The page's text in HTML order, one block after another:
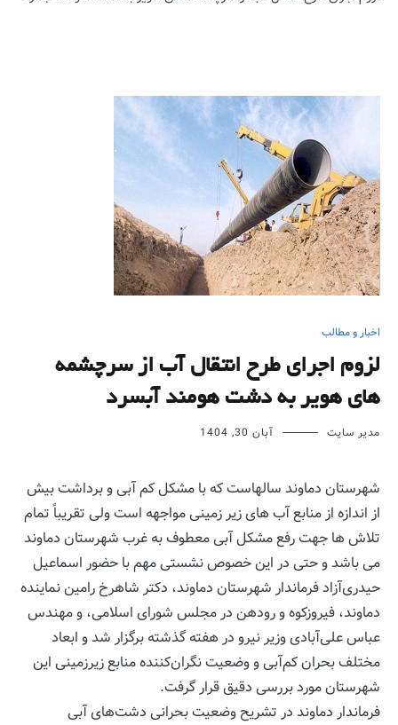
اخبار و مطالب
لزوم اجرای طرح انتقال آب از سرچشمه
های هویر به دشت هومند آبسرد
مدیر سایت آبان 30, 1404
شهرستان دماوند سالهاست که با مشکل کم آبی و برداشت بیش
از اندازه از منابع آب های زیر زمینی مواجهه است ولی تقریباً تمام
تلاش ها جهت رفع مشکل آبی معطوف به غرب شهرستان دماوند
می باشد و حتی در این خصوص نشستی مهم با حضور اسماعیل
حیدری‌آزاد فرماندار شهرستان دماوند، دکتر شاهرخ رامین نماینده
دماوند، فیروزکوه و رودهن در مجلس شورای اسلامی، و مهندس
عباس علی‌آبادی وزیر نیرو در هفته گذشته برگزار شد و ابعاد
مختلف بحران کم‌آبی و وضعیت نگران‌کننده منابع زیرزمینی این
شهرستان مورد بررسی دقیق قرار گرفت.
فرماندار دماوند در تشریح وضعیت بحرانی دشت‌های آبی